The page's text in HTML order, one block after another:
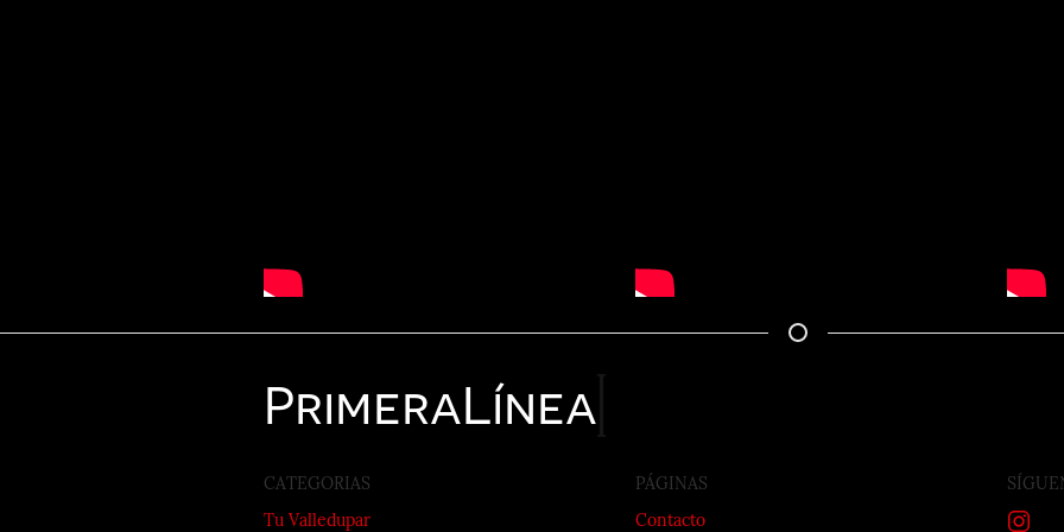
PrimeraLínea
CATEGORIAS
Tu Valledupar
PÁGINAS
Contacto